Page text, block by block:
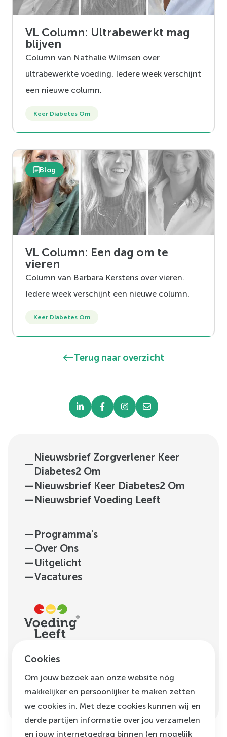
VL Column: Ultrabewerkt mag
blijven
Column van Nathalie Wilmsen over
ultrabewerkte voeding. Iedere week verschijnt
een nieuwe column.
Keer Diabetes Om
Blog
VL Column: Een dag om te
vieren
Column van Barbara Kerstens over vieren.
Iedere week verschijnt een nieuwe column.
Keer Diabetes Om
Terug naar overzicht
—
Nieuwsbrief Zorgverlener Keer
Diabetes2 Om
— Nieuwsbrief Keer Diabetes2 Om
— Nieuwsbrief Voeding Leeft
— Programma's
—Over Ons
— Uitgelicht
—Vacatures
H.J.E. Wenckebachweg
1096 AM Amsterdam
info@voedingleeft.nl
Cookies
Om jouw bezoek aan onze website nóg
makkelijker en persoonlijker te maken zetten
we cookies in. Met deze cookies kunnen wij en
derde partijen informatie over jou verzamelen
en jouw internetgedrag binnen (en mogelijk